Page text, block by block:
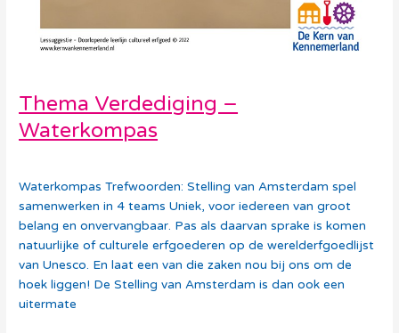
Thema Verdediging –
Waterkompas
Waterkompas Trefwoorden: Stelling van Amsterdam spel
samenwerken in 4 teams Uniek, voor iedereen van groot
belang en onvervangbaar. Pas als daarvan sprake is komen
natuurlijke of culturele erfgoederen op de werelderfgoedlijst
van Unesco. En laat een van die zaken nou bij ons om de
hoek liggen! De Stelling van Amsterdam is dan ook een
uitermate